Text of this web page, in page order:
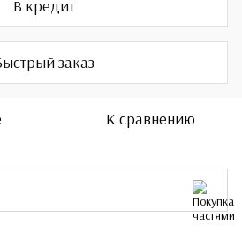
В кредит
заказ
К сравнению